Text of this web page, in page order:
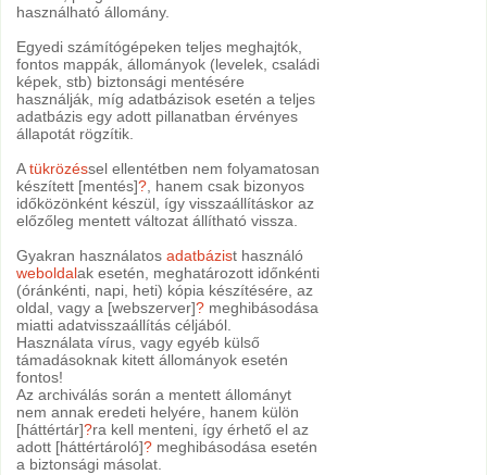
használható állomány.
Egyedi számítógépeken teljes meghajtók,
fontos mappák, állományok (levelek, családi
képek, stb) biztonsági mentésére
használják, míg adatbázisok esetén a teljes
adatbázis egy adott pillanatban érvényes
állapotát rögzítik.
Atükrözéssel ellentétben nem folyamatosan
készített [mentés]? , hanem csak bizonyos
időközönként készül, így visszaállításkor az
előzőleg mentett változat állítható vissza.
Gyakran használatosadatbázist használó
weboldalak esetén, meghatározott időnkénti
(óránkénti, napi, heti) kópia készítésére, az
oldal, vagy a [webszerver]? meghibásodása
miatti adatvisszaállítás céljából.
Használata vírus, vagy egyéb külső
támadásoknak kitett állományok esetén
fontos!
Az archiválás során a mentett állományt
nem annak eredeti helyére, hanem külön
[háttértár]?ra kell menteni, így érhető el az
adott [háttértároló]? meghibásodása esetén
a biztonsági másolat.